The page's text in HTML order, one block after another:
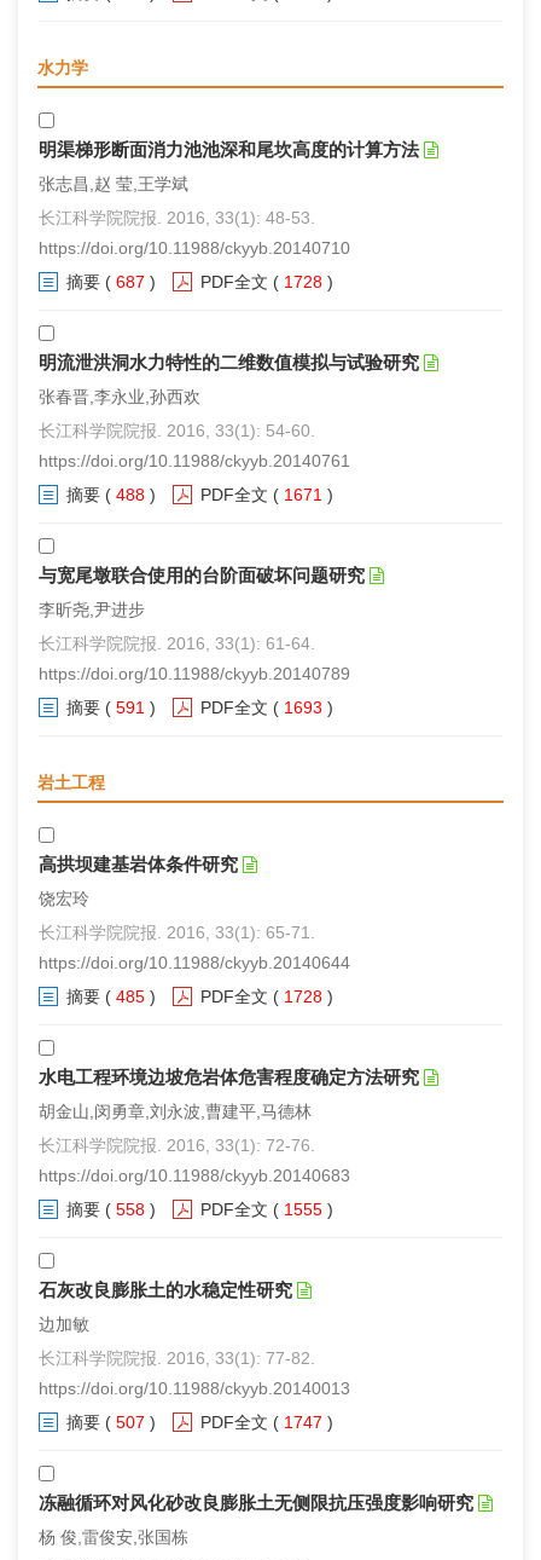
水力学
明渠梯形断面消力池池深和尾坎高度的计算方法
张志昌,赵 莹,王学斌
长江科学院院报. 2016, 33(1): 48-53.
https://doi.org/10.11988/ckyyb.20140710
摘要 ( 687 ) PDF全文 ( 1728 )
明流泄洪洞水力特性的二维数值模拟与试验研究
张春晋,李永业,孙西欢
长江科学院院报. 2016, 33(1): 54-60.
https://doi.org/10.11988/ckyyb.20140761
摘要 ( 488 ) PDF全文 ( 1671 )
与宽尾墩联合使用的台阶面破坏问题研究
李昕尧,尹进步
长江科学院院报. 2016, 33(1): 61-64.
https://doi.org/10.11988/ckyyb.20140789
摘要 ( 591 ) PDF全文 ( 1693 )
岩土工程
高拱坝建基岩体条件研究
饶宏玲
长江科学院院报. 2016, 33(1): 65-71.
https://doi.org/10.11988/ckyyb.20140644
摘要 ( 485 ) PDF全文 ( 1728 )
水电工程环境边坡危岩体危害程度确定方法研究
胡金山,闵勇章,刘永波,曹建平,马德林
长江科学院院报. 2016, 33(1): 72-76.
https://doi.org/10.11988/ckyyb.20140683
摘要 ( 558 ) PDF全文 ( 1555 )
石灰改良膨胀土的水稳定性研究
边加敏
长江科学院院报. 2016, 33(1): 77-82.
https://doi.org/10.11988/ckyyb.20140013
摘要 ( 507 ) PDF全文 ( 1747 )
冻融循环对风化砂改良膨胀土无侧限抗压强度影响研究
杨 俊,雷俊安,张国栋